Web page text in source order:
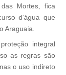
Mortes, fica
d'água que
Araguaia.
integral
as regras são
o uso indireto